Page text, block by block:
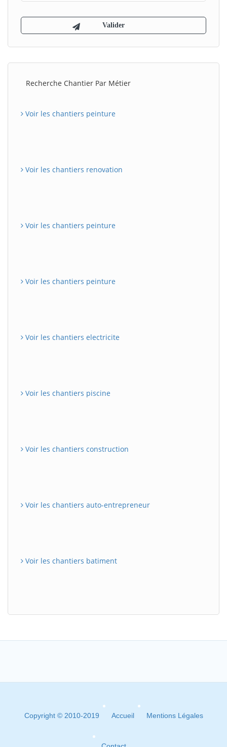
Recherche Chantier Par Métier
Voir les chantiers peinture
Voir les chantiers renovation
Voir les chantiers peinture
Voir les chantiers peinture
Voir les chantiers electricite
Voir les chantiers piscine
Voir les chantiers construction
Voir les chantiers auto-entrepreneur
Voir les chantiers batiment
Copyright © 2010-2019 Accueil Mentions Légales